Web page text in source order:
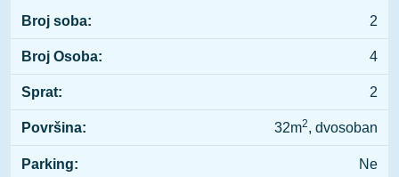
Broj soba: 2
Broj Osoba: 4
Sprat: 2
Površina: 32m2, dvosoban
Parking: Ne